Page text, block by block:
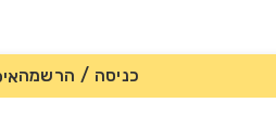
כניסה / הרשמה